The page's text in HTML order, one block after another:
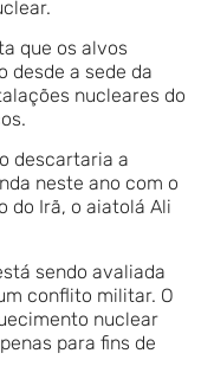
que os alvos
desde a sede da
nucleares do
descartaria a
neste ano com o
do Irã, o aiatolá Ali
sendo avaliada
conflito militar. O
nuclear
para fins de